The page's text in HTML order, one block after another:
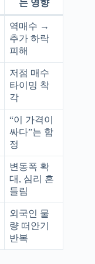
는 영향
역매수 →
추가 하락
피해
저점 매수
타이밍 착
각
“이 가격이
싸다”는 함
정
변동폭 확
대, 심리 흔
들림
외국인 물
량 떠안기
반복